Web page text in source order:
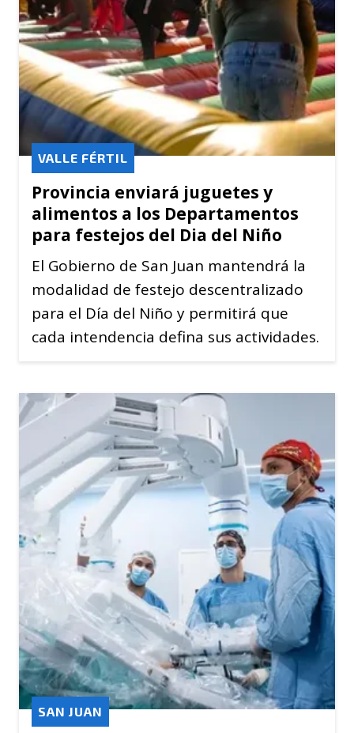
Provincia enviará juguetes y
alimentos a los Departamentos
para festejos del Dia del Niño
VALLE FÉRTIL
El Gobierno de San Juan mantendrá la
modalidad de festejo descentralizado
para el Día del Niño y permitirá que
cada intendencia defina sus actividades.
SAN JUAN